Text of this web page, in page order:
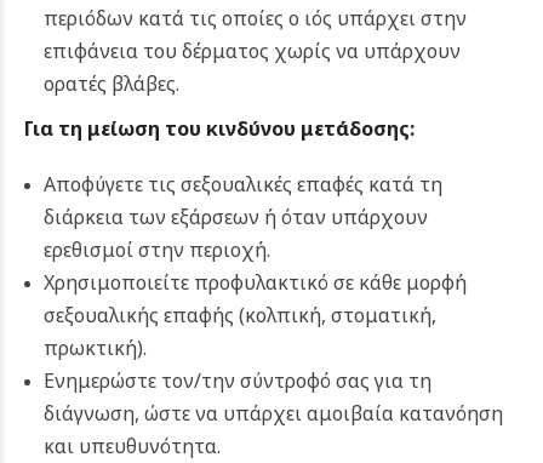
περιόδων κατά τις οποίες ο ιός υπάρχει στην
επιφάνεια του δέρματος χωρίς να υπάρχουν
ορατές βλάβες.
Για τη μείωση του κινδύνου μετάδοσης:
Αποφύγετε τις σεξουαλικές επαφές κατά τη
διάρκεια των εξάρσεων ή όταν υπάρχουν
ερεθισμοί στην περιοχή.
Χρησιμοποιείτε προφυλακτικό σε κάθε μορφή
σεξουαλικής επαφής (κολπική, στοματική,
πρωκτική).
Ενημερώστε τον/την σύντροφό σας για τη
διάγνωση, ώστε να υπάρχει αμοιβαία κατανόηση
και υπευθυνότητα.